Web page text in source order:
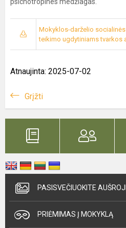
psichotropines medžiagas.
Mokyklos-darželio
teikimo ugdytiniams tvarkos
Atnaujinta: 2025-07-02
Grįžti
PASISVEČIUOKITE
PRIĖMIMAS Į MOKYKLĄ